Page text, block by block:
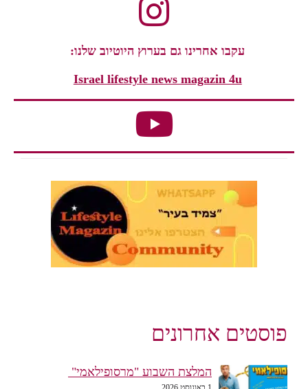
עקבו אחרינו גם בערוץ היוטיוב שלנו:
Israel lifestyle news magazin 4u
פוסטים אחרונים
המלצת השבוע "מרסופילאמי"